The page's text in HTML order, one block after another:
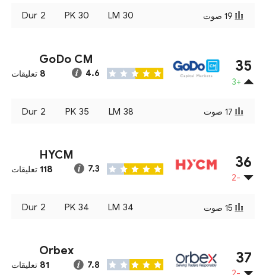
19 صوت 30
LM
30
PK
2
Dur
35
+3
GoDo CM
4.6
8 تعليقات
17 صوت 38
LM
35
PK
2
Dur
36
-2
HYCM
7.3
118 تعليقات
15 صوت 34
LM
34
PK
2
Dur
37
Orbex
7.8
81 تعليقات